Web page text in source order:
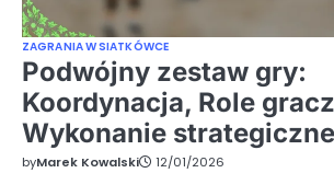
ZAGRANIA W SIATKÓWCE
Podwójny zestaw gry:
Koordynacja, Role
Wykonanie strategiczne
byMarek Kowalski 12/01/2026